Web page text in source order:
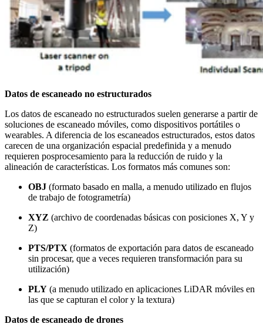
Datos de escaneado no estructurados
Los datos de escaneado no estructurados suelen generarse a partir de
soluciones de escaneado móviles, como dispositivos portátiles o
wearables. A diferencia de los escaneados estructurados, estos datos
carecen de una organización espacial predefinida y a menudo
requieren posprocesamiento para la reducción de ruido y la
alineación de características. Los formatos más comunes son:
OBJ (formato basado en malla, a menudo utilizado en flujos
de trabajo de fotogrametría)
XYZ (archivo de coordenadas básicas con posiciones X, Y y
Z)
PTS/PTX (formatos de exportación para datos de escaneado
sin procesar, que a veces requieren transformación para su
utilización)
PLY (a menudo utilizado en aplicaciones LiDAR móviles en
las que se capturan el color y la textura)
Datos de escaneado de drones